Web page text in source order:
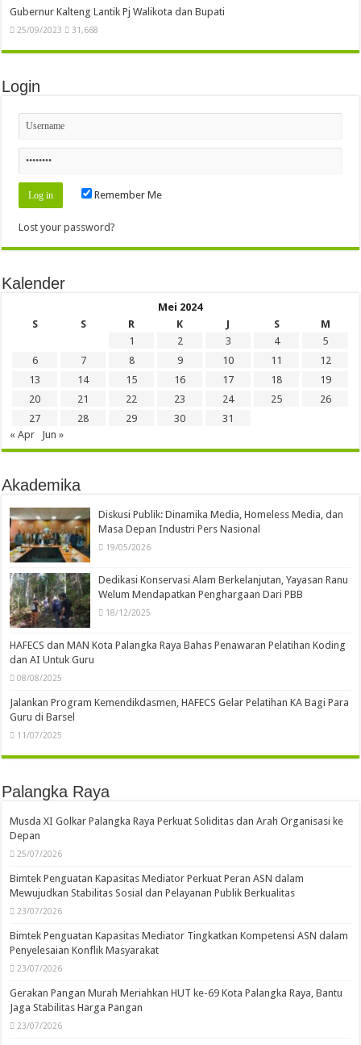
Gubernur Kalteng Lantik Pj Walikota dan Bupati
25/09/2023 31,668
Login
Remember Me
Lost your password?
Kalender
Mei 2024
S
S R K J S
M
1
2 3 4
5
6
7 8 9 10 11
12
13
14 15 16 17 18
19
20
21 22 23 24 25
26
27
28 29 30
31
« Apr
Jun »
Akademika
Diskusi Publik: Dinamika Media, Homeless Media, dan
Masa Depan Industri Pers Nasional
19/05/2026
Dedikasi Konservasi Alam Berkelanjutan, Yayasan Ranu
Welum Mendapatkan Penghargaan Dari PBB
18/12/2025
HAFECS dan MAN Kota Palangka Raya Bahas Penawaran Pelatihan Koding
dan AI Untuk Guru
08/08/2025
Jalankan Program Kemendikdasmen, HAFECS Gelar Pelatihan KA Bagi Para
Guru di Barsel
11/07/2025
Palangka Raya
Musda XI Golkar Palangka Raya Perkuat Soliditas dan Arah Organisasi ke
Depan
25/07/2026
Bimtek Penguatan Kapasitas Mediator Perkuat Peran ASN dalam
Mewujudkan Stabilitas Sosial dan Pelayanan Publik Berkualitas
23/07/2026
Bimtek Penguatan Kapasitas Mediator Tingkatkan Kompetensi ASN dalam
Penyelesaian Konflik Masyarakat
23/07/2026
Gerakan Pangan Murah Meriahkan HUT ke-69 Kota Palangka Raya, Bantu
Jaga Stabilitas Harga Pangan
23/07/2026